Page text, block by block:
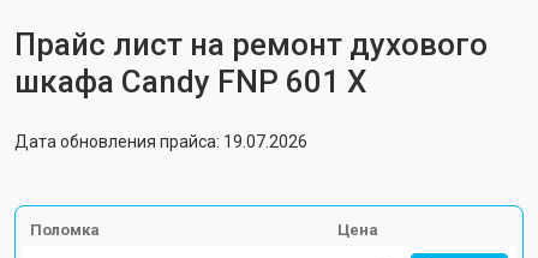
Прайс лист на ремонт духового
шкафа Candy FNP 601 X
Дата обновления прайса: 19.07.2026
Поломка Цена